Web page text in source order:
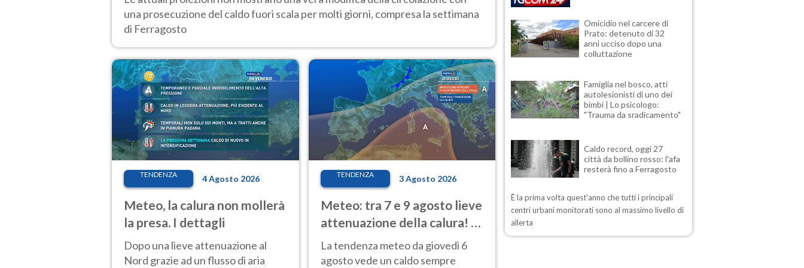
una prosecuzione del caldo fuori scala per molti giorni, compresa la settimana
di Ferragosto
TENDENZA 4 Agosto 2026
Meteo, la calura non mollerà
la presa. I dettagli
Dopo una lieve attenuazione al
Nord grazie ad un flusso di aria
TENDENZA 3 Agosto 2026
Meteo: tra 7 e 9 agosto lieve
attenuazione della calura! Al
Nord rischio temporali
La tendenza meteo da giovedì 6
agosto vede un caldo sempre
Omicidio nel carcere di
Prato: detenuto di 32
anni ucciso dopo una
colluttazione
Famiglia nel bosco, atti
autolesionisti di uno dei
bimbi | Lo psicologo:
"Trauma da sradicamento"
Caldo record, oggi 27
città da bollino rosso: l'afa
resterà fino a Ferragosto
È la prima volta quest'anno che tutti i principali
centri urbani monitorati sono al massimo livello di
allerta